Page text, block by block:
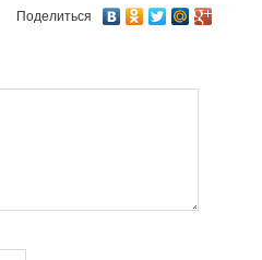
Поделиться